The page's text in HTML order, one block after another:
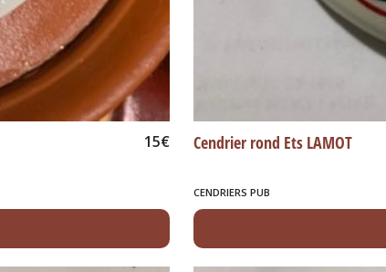
15€ Cendrier rond Ets LAMOT
CENDRIERS PUB